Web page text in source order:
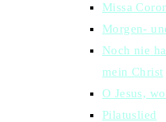
Missa
Morgen-
Noch nie
mein Christ
O Jesus,
Pilatuslied